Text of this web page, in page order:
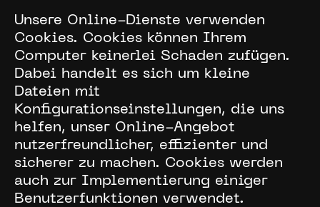
Unsere Online-Dienste verwenden
Cookies. Cookies können Ihrem
Computer keinerlei Schaden zufügen.
Dabei handelt es sich um kleine
Dateien mit
Konfigurationseinstellungen, die uns
helfen, unser Online-Angebot
nutzerfreundlicher, effizienter und
sicherer zu machen. Cookies werden
auch zur Implementierung einiger
Benutzerfunktionen verwendet.